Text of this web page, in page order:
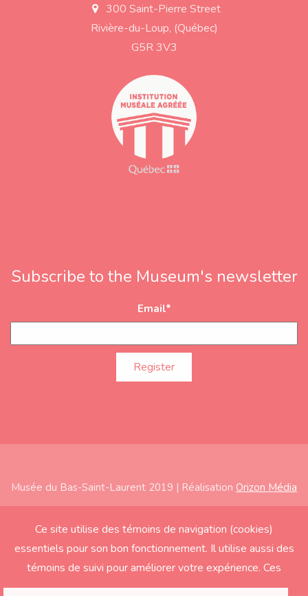
a
d
300 Saint-Pierre Street
Rivière-du-Loup, (Québec)
G5R 3V3
Subscribe to the Museum's newsletter
Email*
Musée du Bas-Saint-Laurent 2019 | Réalisation Orizon Média
Ce site utilise des témoins de navigation (cookies)
essentiels pour son bon fonctionnement. Il utilise aussi des
témoins de suivi pour améliorer votre expérience. Ces
derniers seront activés seulement si vous acceptez.
Home
About